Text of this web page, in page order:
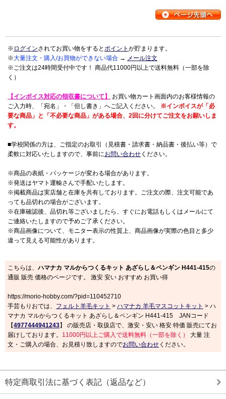
※ ログインされてお買い物をするとポイント が貯まります。
※大量注文・購入/お買物ができない場合 → メール注文
※ご注文は24時間受付中です！ 商品代11000円以上で送料無料（一部を除
く）
【インボイス対応の領収書について】
お買い物カート画面内のお客様情報の
ご入力時、「宛名」・「但し書き」へご記入ください。 ※インボイスが「必
要な商品」と「不必要な商品」がある場合、2回に分けてご注文をお願いしま
す。
■学校関係の方は、ご指定のお取引（見積書・請求書・納品書・後払い等）で
柔軟に対応いたしますので、事前にお問い合わせ ください。
※商品の表紙・パッケージが変わる場合があります。
※発送はヤマト運輸さんで手配いたします。
※掲載商品は実店舗と在庫を共有しております。ご注文の際、注文可能であ
っても品切れの場合がございます。
※在庫確認後、品切れ等ございましたら、すぐにお電話もしくはメールにて
ご連絡いたしますので予めご了承ください。
※商品画像について、モニター表示の性質上、商品画像が実際の色目と多少
違って見える可能性があります。
こちらは、ハマナカ マルからつくるキット あざらし＆ペンギン H441-415の
通販 販売 価格のページです。 激安 安い おすすめ お買い得
https://morio-hobby.com/?pid=110452710
手芸もりおでは、 フェルト羊毛キット > ハマナカ 羊毛マスコットキット > ハ
マナカ マルからつくるキット あざらし＆ペンギン H441-415 JANコード
【4977444941243】 の販売店・取扱店で、激安・安い 格安 特価 販売にてお
届けしております。 11000円以上ご購入で送料無料（一部を除く）
大量 注
文・ご購入の場合、お見積り致しますのでお問い合わせ ください。
特定商取引法に基づく表記（返品など）